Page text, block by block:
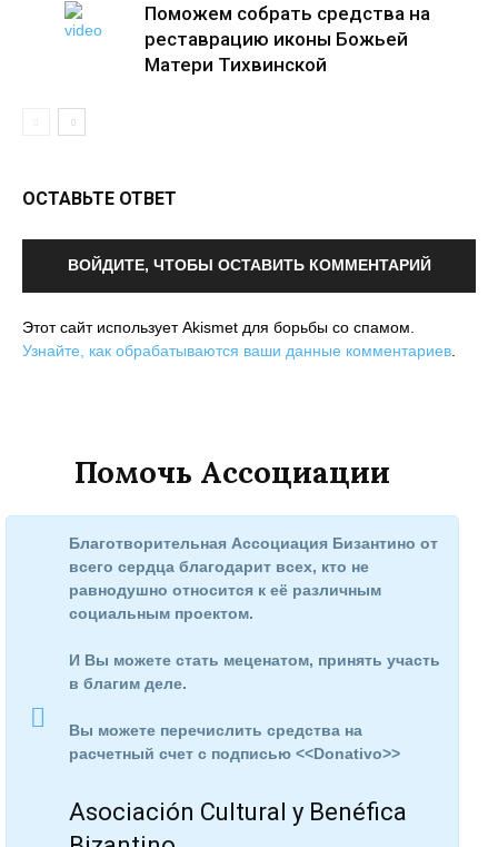
Поможем собрать средства на
реставрацию иконы Божьей
Матери Тихвинской
ОСТАВЬТЕ ОТВЕТ
ВОЙДИТЕ, ЧТОБЫ ОСТАВИТЬ КОММЕНТАРИЙ
Этот сайт использует Akismet для борьбы со спамом.
Узнайте, как обрабатываются ваши данные комментариев
Помочь Ассоциации
Благотворительная Ассоциация Бизантино от
всего сердца благодарит всех, кто не
равнодушно относится к её различным
социальным проектом.
И Вы можете стать меценатом, принять участь
в благим деле.
Вы можете перечислить средства на
расчетный счет с подписью <<Donativo>>
Asociación Cultural y Benéfica